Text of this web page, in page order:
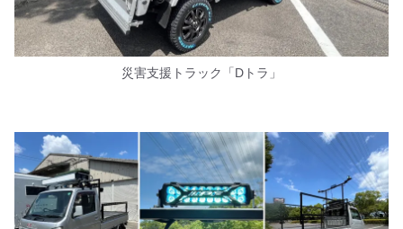
災害支援トラック「Dトラ」